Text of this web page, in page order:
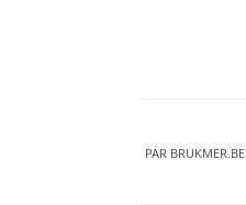
PAR BRUKMER.BE